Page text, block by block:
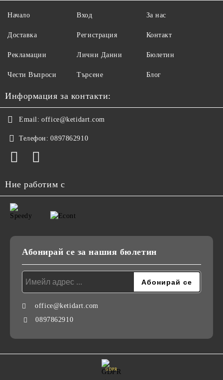
Начало
Доставка
Рекламации
Чести Въпроси
Вход
Регистрация
Лични Данни
Търсене
За нас
Контакт
Бюлетин
Блог
Информация за контакти:
Email: office@ketidart.com
Телефон: 0897862910
Ние работим с
Абонирай се за нашия бюлетин
office@ketidart.com
0897862910
GDPR